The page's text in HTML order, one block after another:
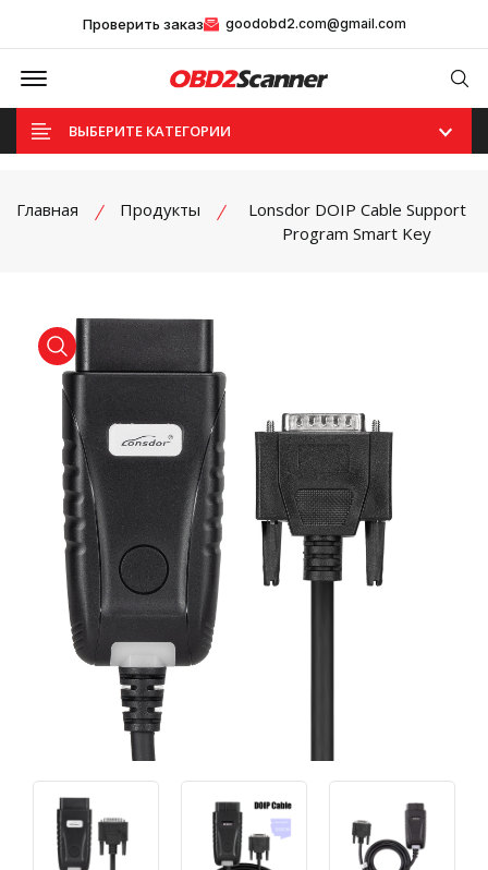
Проверить заказ goodobd2.com@gmail.com
Offcanvas Menu Open
ВЫБЕРИТЕ КАТЕГОРИИ
Главная Продукты
Lonsdor DOIP Cable Support
Program Smart Key
product view